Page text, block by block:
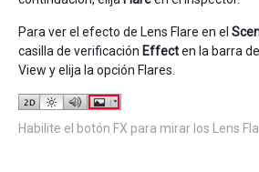
Para ver el efecto de Lens Flare en el
casilla de verificación Effecten la barra
View y elija la opción Flares.
Habilite el botón FX para mirar los Lens